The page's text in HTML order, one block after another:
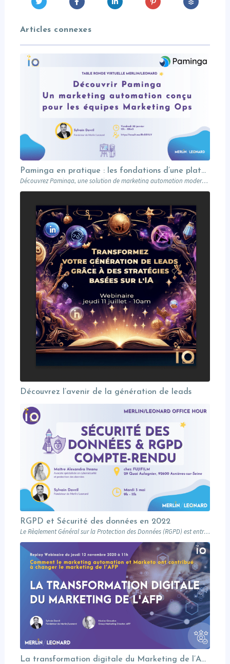
Articles connexes
Paminga en pratique : les fondations d’une plateforme de marketing automation moderne (démo)
Découvrez Paminga, une solution de marketing automation moderne : synchro CRM, tracking, base de données et campagnes always-on, via une démo concrète
Découvrez l’avenir de la génération de leads
RGPD et Sécurité des données en 2022
Le Règlement Général sur la Protection des Données (RGPD) est entré en application en…
La transformation digitale du Marketing de l’AFP